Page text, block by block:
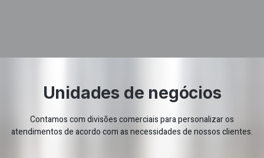
Unidades de negócios
Contamos com divisões comerciais para personalizar os
atendimentos de acordo com as necessidades de nossos clientes.